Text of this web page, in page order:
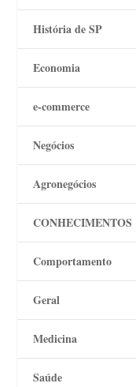
História de SP
Economia
e-commerce
Negócios
Agronegócios
CONHECIMENTOS
Comportamento
Geral
Medicina
Saúde